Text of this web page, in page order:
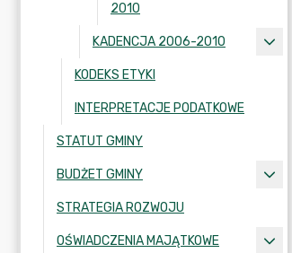
2010
KADENCJA 2006-2010
KODEKS ETYKI
INTERPRETACJE PODATKOWE
STATUT GMINY
BUDŻET GMINY
STRATEGIA ROZWOJU
OŚWIADCZENIA MAJĄTKOWE